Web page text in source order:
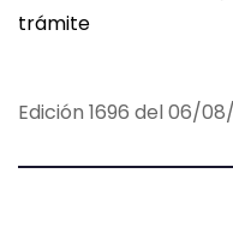
c
trámite
Edición 1696 del 06/